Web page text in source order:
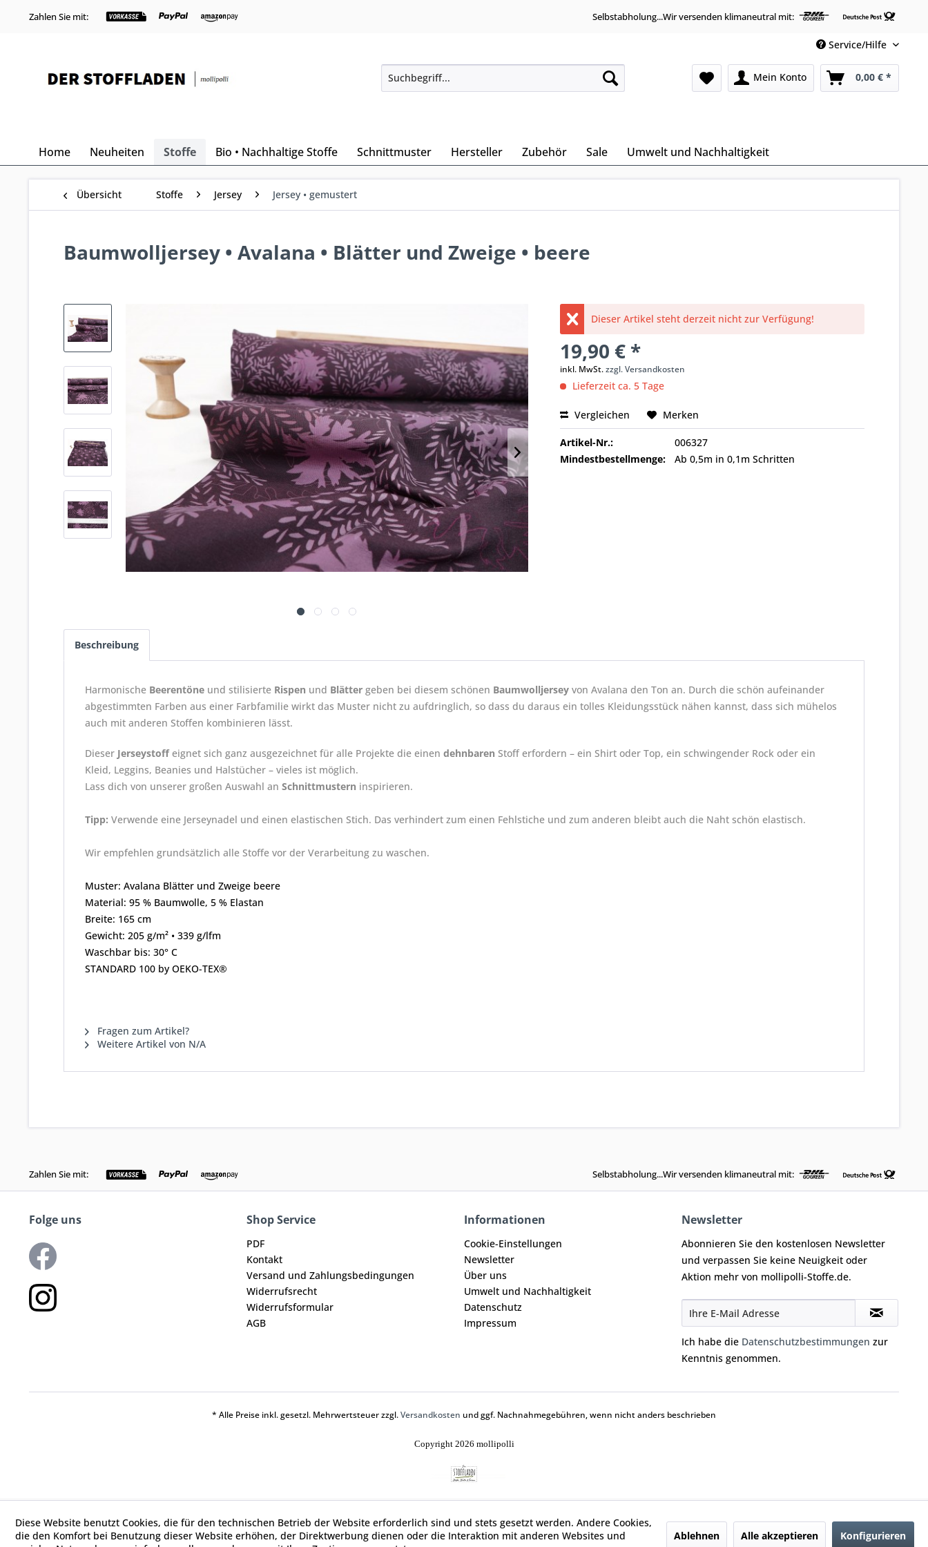
Zahlen Sie mit: Selbstabholung...Wir versenden klimaneutral mit:
Service/Hilfe
Mein Konto 0,00 € *
Home Neuheiten Stoffe Bio • Nachhaltige Stoffe Schnittmuster Hersteller Zubehör Sale Umwelt und Nachhaltigkeit
Übersicht Stoffe Jersey Jersey • gemustert
Baumwolljersey • Avalana • Blätter und Zweige • beere
Dieser Artikel steht derzeit nicht zur Verfügung!
19,90 € *
inkl. MwSt.zzgl. Versandkosten
Lieferzeit ca. 5 Tage
Vergleichen Merken
Artikel-Nr.:
006327
Mindestbestellmenge:
Ab 0,5m in 0,1m Schritten
Beschreibung
Harmonische Beerentöne und stilisierte Rispen und Blätter geben bei diesem schönen Baumwolljersey von Avalana den Ton an. Durch die schön aufeinander
abgestimmten Farben aus einer Farbfamilie wirkt das Muster nicht zu aufdringlich, so dass du daraus ein tolles Kleidungsstück nähen kannst, dass sich mühelos
auch mit anderen Stoffen kombinieren lässt.
Dieser Jerseystoffeignet sich ganz ausgezeichnet für alle Projekte die einen dehnbaren Stoff erfordern – ein Shirt oder Top, ein schwingender Rock oder ein
Kleid, Leggins, Beanies und Halstücher – vieles ist möglich.
Lass dich von unserer großen Auswahl an Schnittmustern inspirieren.
Tipp: Verwende eine Jerseynadel und einen elastischen Stich. Das verhindert zum einen Fehlstiche und zum anderen bleibt auch die Naht schön elastisch.
Wir empfehlen grundsätzlich alle Stoffe vor der Verarbeitung zu waschen.
Muster: Avalana Blätter und Zweige beere
Material: 95 % Baumwolle, 5 % Elastan
Breite: 165 cm
Gewicht: 205 g/m² • 339 g/lfm
Waschbar bis: 30° C
STANDARD 100 by OEKO-TEX®
Fragen zum Artikel?
Weitere Artikel von N/A
Zahlen Sie mit: Selbstabholung...Wir versenden klimaneutral mit:
Folge uns Shop Service
PDF
Kontakt
Versand und Zahlungsbedingungen
Widerrufsrecht
Widerrufsformular
AGB
Informationen
Cookie-Einstellungen
Newsletter
Über uns
Umwelt und Nachhaltigkeit
Datenschutz
Impressum
Newsletter
Abonnieren Sie den kostenlosen Newsletter
und verpassen Sie keine Neuigkeit oder
Aktion mehr von mollipolli-Stoffe.de.
Ich habe die Datenschutzbestimmungen zur
Kenntnis genommen.
* Alle Preise inkl. gesetzl. Mehrwertsteuer zzgl.Versandkosten und ggf. Nachnahmegebühren, wenn nicht anders beschrieben
Copyright 2026 mollipolli
Diese Website benutzt Cookies, die für den technischen Betrieb der Website erforderlich sind und stets gesetzt werden. Andere Cookies,
die den Komfort bei Benutzung dieser Website erhöhen, der Direktwerbung dienen oder die Interaktion mit anderen Websites und
Ablehnen Alle akzeptieren Konfigurieren